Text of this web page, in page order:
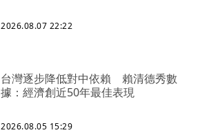
2026.08.07 22:22
台灣逐步降低對中依賴 賴清德秀數
據：經濟創近50年最佳表現
2026.08.05 15:29